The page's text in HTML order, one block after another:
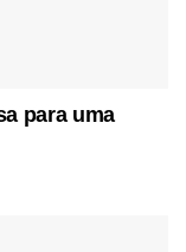
para uma